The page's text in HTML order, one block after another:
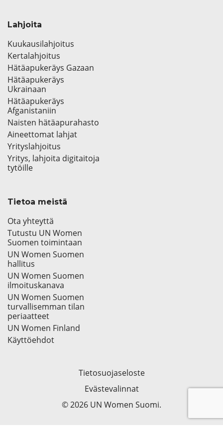
Lahjoita
Kuukausilahjoitus
Kertalahjoitus
Hätäapukeräys Gazaan
Hätäapukeräys
Ukrainaan
Hätäapukeräys
Afganistaniin
Naisten hätäapurahasto
Aineettomat lahjat
Yrityslahjoitus
Yritys, lahjoita digitaitoja
tytöille
Tietoa meistä
Ota yhteyttä
Tutustu UN Women
Suomen toimintaan
UN Women Suomen
hallitus
UN Women Suomen
ilmoituskanava
UN Women Suomen
turvallisemman tilan
periaatteet
UN Women Finland
Käyttöehdot
Tietosuojaseloste
Evästevalinnat
© 2026 UN Women Suomi.